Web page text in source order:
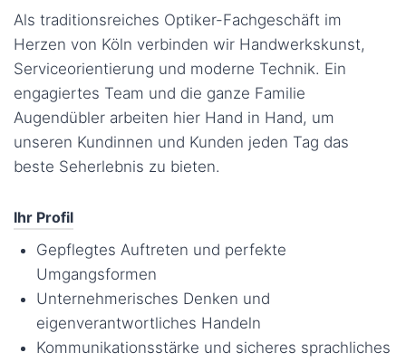
Als traditionsreiches Optiker-Fachgeschäft im
Herzen von Köln verbinden wir Handwerkskunst,
Serviceorientierung und moderne Technik. Ein
engagiertes Team und die ganze Familie
Augendübler arbeiten hier Hand in Hand, um
unseren Kundinnen und Kunden jeden Tag das
beste Seherlebnis zu bieten.
Ihr Profil
Gepflegtes Auftreten und perfekte
Umgangsformen
Unternehmerisches Denken und
eigenverantwortliches Handeln
Kommunikationsstärke und sicheres sprachliches